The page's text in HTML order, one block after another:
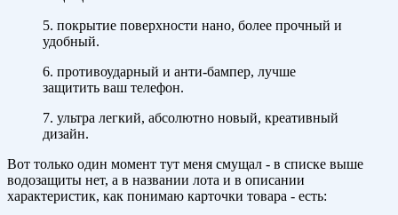
5. покрытие поверхности нано, более прочный и
удобный.
6. противоударный и анти-бампер, лучше
защитить ваш телефон.
7. ультра легкий, абсолютно новый, креативный
дизайн.
Вот только один момент тут меня смущал - в списке выше
водозащиты нет, а в названии лота и в описании
характеристик, как понимаю карточки товара - есть: